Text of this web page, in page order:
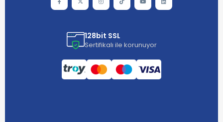
128bit SSL
Sertifikalı ile korunuyor